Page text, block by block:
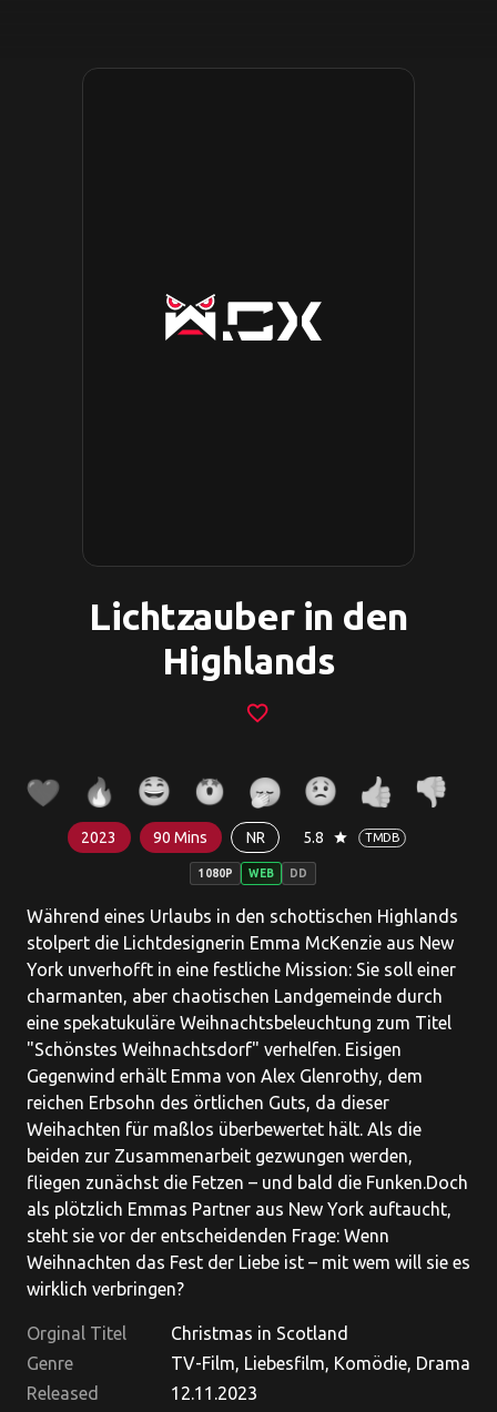
Lichtzauber in den
Highlands
favorite_border
2023 90 Mins NR 5.8 star TMDB
1080P WEB DD
Während eines Urlaubs in den schottischen Highlands
stolpert die Lichtdesignerin Emma McKenzie aus New
York unverhofft in eine festliche Mission: Sie soll einer
charmanten, aber chaotischen Landgemeinde durch
eine spekatukuläre Weihnachtsbeleuchtung zum Titel
"Schönstes Weihnachtsdorf" verhelfen. Eisigen
Gegenwind erhält Emma von Alex Glenrothy, dem
reichen Erbsohn des örtlichen Guts, da dieser
Weihachten für maßlos überbewertet hält. Als die
beiden zur Zusammenarbeit gezwungen werden,
fliegen zunächst die Fetzen – und bald die Funken.Doch
als plötzlich Emmas Partner aus New York auftaucht,
steht sie vor der entscheidenden Frage: Wenn
Weihnachten das Fest der Liebe ist – mit wem will sie es
wirklich verbringen?
Orginal Titel
Christmas in Scotland
Genre
TV-Film, Liebesfilm, Komödie, Drama
Released
12.11.2023